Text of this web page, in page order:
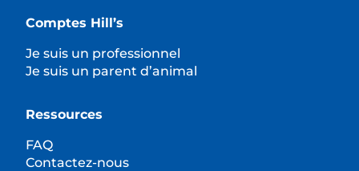
Comptes Hill’s
Je suis un professionnel
Je suis un parent d’animal
Ressources
FAQ
Contactez-nous